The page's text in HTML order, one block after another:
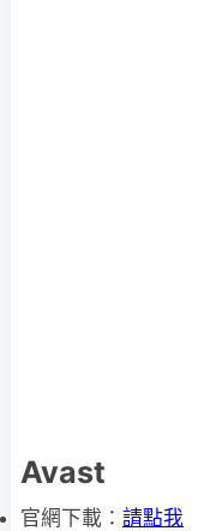
Avast
官網下載： 請點我